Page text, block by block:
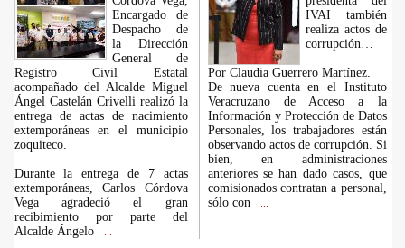
Encargado de
Despacho de
la Dirección
General de
Registro Civil Estatal
acompañado del Alcalde Miguel
Ángel Castelán Crivelli realizó la
entrega de actas de nacimiento
extemporáneas en el municipio
zoquiteco.
Durante la entrega de 7 actas
extemporáneas, Carlos Córdova
Vega agradeció el gran
recibimiento por parte del
Alcalde Ángelo
IVAI también
realiza actos de
corrupción…
Por Claudia Guerrero Martínez.
De nueva cuenta en el Instituto
Veracruzano de Acceso a la
Información y Protección de Datos
Personales, los trabajadores están
observando actos de corrupción. Si
bien, en administraciones
anteriores se han dado casos, que
comisionados contratan a personal,
sólo con